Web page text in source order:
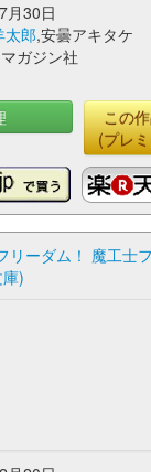
月30日
太郎,安曇アキタケ
ガジン社
この
(プレ
リーダム！ 魔工士
)